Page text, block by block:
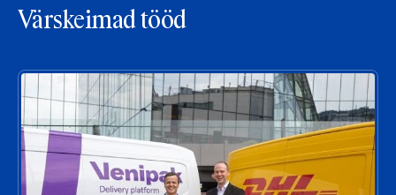
Värskeimad tööd